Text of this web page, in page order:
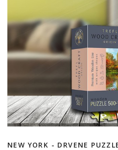
NEW YORK - DRVENE